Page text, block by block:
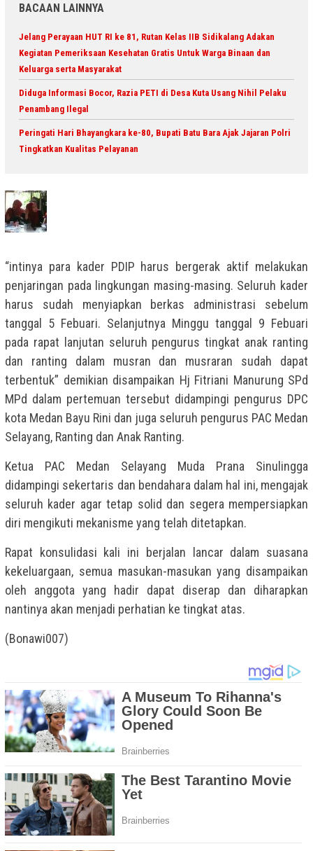
BACAAN LAINNYA
Jelang Perayaan HUT RI ke 81, Rutan Kelas IIB Sidikalang Adakan
Kegiatan Pemeriksaan Kesehatan Gratis Untuk Warga Binaan dan
Keluarga serta Masyarakat
Diduga Informasi Bocor, Razia PETI di Desa Kuta Usang Nihil Pelaku
Penambang Ilegal
Peringati Hari Bhayangkara ke-80, Bupati Batu Bara Ajak Jajaran Polri
Tingkatkan Kualitas Pelayanan
“intinya para kader PDIP harus bergerak aktif melakukan
penjaringan pada lingkungan masing-masing. Seluruh kader
harus sudah menyiapkan berkas administrasi sebelum
tanggal 5 Febuari. Selanjutnya Minggu tanggal 9 Febuari
pada rapat lanjutan seluruh pengurus tingkat anak ranting
dan ranting dalam musran dan musraran sudah dapat
terbentuk” demikian disampaikan Hj Fitriani Manurung SPd
MPd dalam pertemuan tersebut didampingi pengurus DPC
kota Medan Bayu Rini dan juga seluruh pengurus PAC Medan
Selayang, Ranting dan Anak Ranting.
Ketua PAC Medan Selayang Muda Prana Sinulingga
didampingi sekertaris dan bendahara dalam hal ini, mengajak
seluruh kader agar tetap solid dan segera mempersiapkan
diri mengikuti mekanisme yang telah ditetapkan.
Rapat konsulidasi kali ini berjalan lancar dalam suasana
kekeluargaan, semua masukan-masukan yang disampaikan
oleh anggota yang hadir dapat diserap dan diharapkan
nantinya akan menjadi perhatian ke tingkat atas.
(Bonawi007)